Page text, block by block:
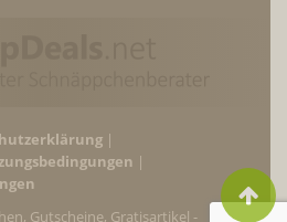
Gutscheine, Gratisartikel -